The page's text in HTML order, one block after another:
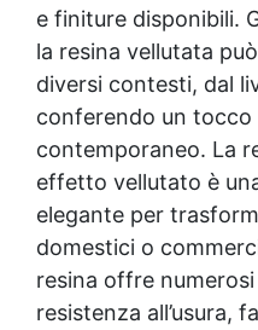
e finiture disponibili.
la resina vellutata
diversi contesti, dal
conferendo un tocco
contemporaneo. La
effetto vellutato è
elegante per
domestici o
resina offre
resistenza all’usura,